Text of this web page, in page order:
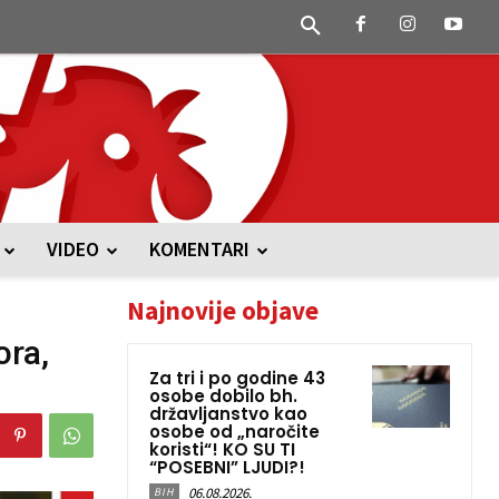
VIDEO KOMENTARI
Najnovije objave
Za tri i po godine 43
osobe dobilo bh.
državljanstvo kao
osobe od „naročite
koristi“! KO SU TI
“POSEBNI” LJUDI?!
BIH 06.08.2026.